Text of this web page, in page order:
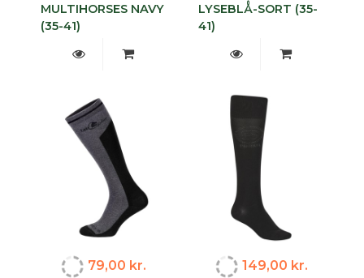
MULTIHORSES NAVY
(35-41)
LYSEBLÅ-SORT (35-
41)
79,00 kr. 149,00 kr.